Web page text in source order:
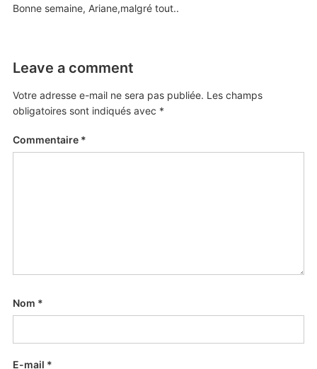
Bonne semaine, Ariane,malgré tout..
Leave a comment
Votre adresse e-mail ne sera pas publiée. Les champs
obligatoires sont indiqués avec *
Commentaire *
Nom *
E-mail *